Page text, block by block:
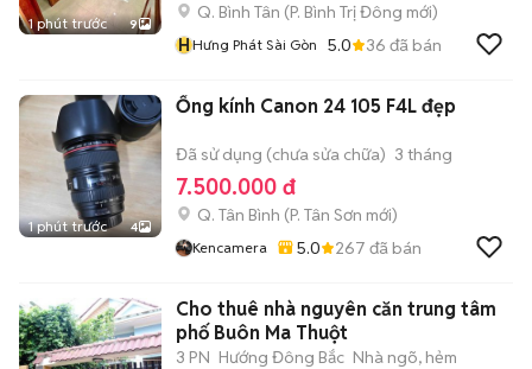
1 phút trước 9
Q. Bình Tân (P. Bình Trị Đông mới)
HHưng Phát Sài Gòn 5.0 36 đã bán
1 phút trước 4
Ống kính Canon 24 105 F4L đẹp
Đã sử dụng (chưa sửa chữa) 3 tháng
7.500.000 đ
Q. Tân Bình (P. Tân Sơn mới)
Kencamera 5.0 267 đã bán
Cho thuê nhà nguyên căn trung tâm
phố Buôn Ma Thuột
3 PN Hướng Đông Bắc Nhà ngõ, hẻm